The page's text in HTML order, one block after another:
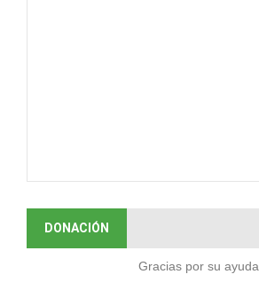
DONACIÓN
Gracias por su ayuda